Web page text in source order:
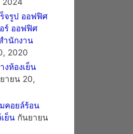
จรูป ออฟฟิศ
ร์ ออฟฟิศ
ำนักงาน
2020
งห้องเย็น
ายน 20,
คอยล์ร้อน
ย็น กันยายน